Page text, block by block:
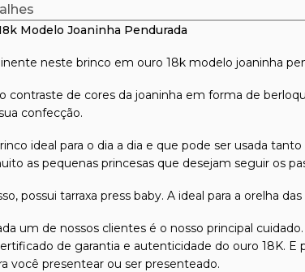
Modelo Joaninha Pendurada
neste brinco em ouro 18k modelo joaninha
contraste de cores da joaninha em forma de
confecção.
ideal para o dia a dia e que pode ser usada
as pequenas princesas que desejam seguir os
possui tarraxa press baby. A ideal para a orelha
um de nossos clientes é o nosso principal
de garantia e autenticidade do ouro 18K.
você presentear ou ser presenteado.